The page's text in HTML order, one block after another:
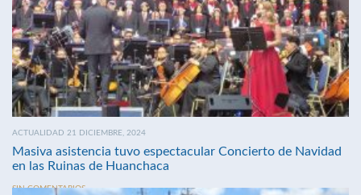
ACTUALIDAD 21 DICIEMBRE, 2024
Masiva asistencia tuvo espectacular Concierto de Navidad
en las Ruinas de Huanchaca
SIN COMENTARIOS